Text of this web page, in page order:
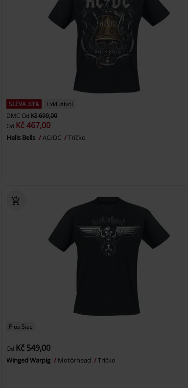
SLEVA 33%
Exkluzivní
DMC OdKč 699,00
Od Kč 467,00
Hells Bells AC/DC Tričko
Plus Size
Od Kč 549,00
Winged Warpig Motörhead Tričko